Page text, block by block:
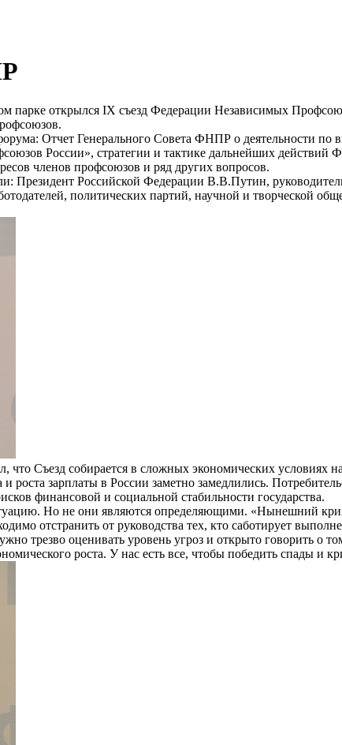
парке открылся IX съезд Федерации Независимых
Отчет Генерального Совета ФНПР о деятельности
России», стратегии и тактике дальнейших действий
членов профсоюзов и ряд других вопросов.
Президент Российской Федерации В.В.Путин,
политических партий, научной и творческой
Съезд собирается в сложных экономических условиях
зарплаты в России заметно замедлились.
финансовой и социальной стабильности государства.
Но не они являются определяющими. «Нынешний
отстранить от руководства тех, кто саботирует
трезво оценивать уровень угроз и открыто говорить о
роста. У нас есть все, чтобы победить спады